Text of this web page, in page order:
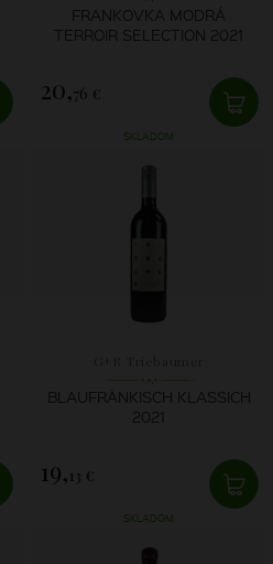
FRANKOVKA MODRÁ
TERROIR SELECTION 2021
20,76 €
SKLADOM
BLAUFRÄNKISCH KLASSICH
2021
19, 13 €
SKLADOM